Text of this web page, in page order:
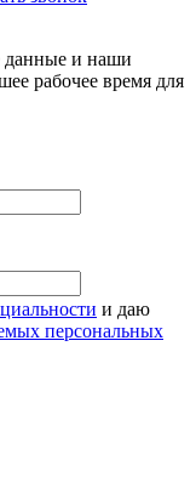
данные и наши
рабочее время для
и даю
персональных